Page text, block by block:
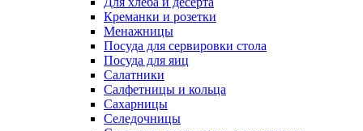
Креманки и розетки
Менажницы
Посуда для сервировки стола
Посуда для яиц
Салатники
Салфетницы и кольца
Сахарницы
Селедочницы